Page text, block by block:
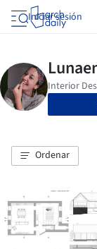
Iniciar sesión
Ordenar